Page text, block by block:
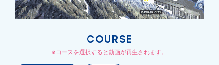
COURSE
※コースを選択すると動画が再生されます。